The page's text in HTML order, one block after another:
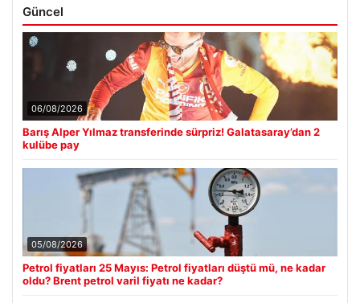
Güncel
06/08/2026
Barış Alper Yılmaz transferinde sürpriz! Galatasaray’dan 2
kulübe pay
05/08/2026
Petrol fiyatları 25 Mayıs: Petrol fiyatları düştü mü, ne kadar
oldu? Brent petrol varil fiyatı ne kadar?